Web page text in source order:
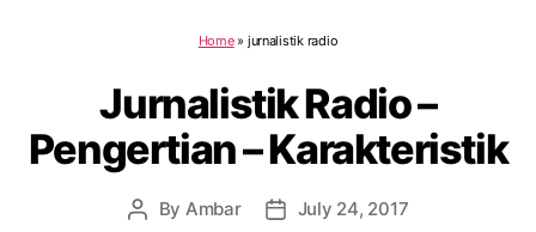
Home» jurnalistik radio
Jurnalistik Radio –
Pengertian – Karakteristik
Post
By Ambar
PostJuly 24, 2017